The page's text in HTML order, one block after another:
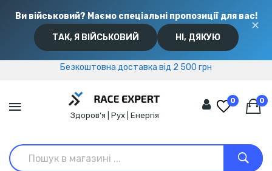
Ви військовий? Маємо спеціальні пропозиції для вас!
ТАК, Я ВІЙСЬКОВИЙ НІ, ДЯКУЮ
✕
Безкоштовна доставка від 2 500 грн
Безкоштовна доставка від 2 500 грн
Здоров’я | Рух | Енергія
0 0